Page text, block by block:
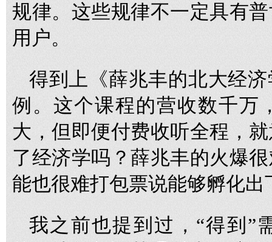
规律。这些规律不一定具有
用户。
得到上《薛兆丰的北大经
例。这个课程的营收数千万
大，但即便付费收听全程，
了经济学吗？薛兆丰的火爆
能也很难打包票说能够孵化出
我之前也提到过，“得到”